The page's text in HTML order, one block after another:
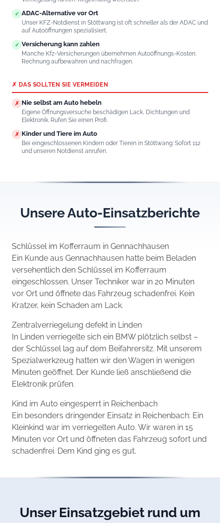
✓ ADAC-Alternative vor Ort
Unser KFZ-Notdienst in Stöttwang ist oft schneller als der ADAC und
auf Autoöffnungen spezialisiert.
✓ Versicherung kann zahlen
Manche Kfz-Versicherungen übernehmen Autoöffnungs-Kosten.
Rechnung aufbewahren und nachfragen.
✗ DAS SOLLTEN SIE VERMEIDEN
✗ Nie selbst am Auto hebeln
Eigene Öffnungsversuche beschädigen Lack, Dichtungen und
Elektronik. Rufen Sie einen Profi.
✗ Kinder und Tiere im Auto
Bei eingeschlossenen Kindern oder Tieren in Stöttwang: Sofort 112
und unseren Notdienst anrufen.
Unsere Auto-Einsatzberichte
Schlüssel im Kofferraum in Gennachhausen
Ein Kunde aus Gennachhausen hatte beim Beladen
versehentlich den Schlüssel im Kofferraum
eingeschlossen. Unser Techniker war in 20 Minuten
vor Ort und öffnete das Fahrzeug schadenfrei. Kein
Kratzer, kein Schaden am Lack.
Zentralverriegelung defekt in Linden
In Linden verriegelte sich ein BMW plötzlich selbst –
der Schlüssel lag auf dem Beifahrersitz. Mit unserem
Spezialwerkzeug hatten wir den Wagen in wenigen
Minuten geöffnet. Der Kunde ließ anschließend die
Elektronik prüfen.
Kind im Auto eingesperrt in Reichenbach
Ein besonders dringender Einsatz in Reichenbach: Ein
Kleinkind war im verriegelten Auto. Wir waren in 15
Minuten vor Ort und öffneten das Fahrzeug sofort und
schadenfrei. Dem Kind ging es gut.
Unser Einsatzgebiet rund um